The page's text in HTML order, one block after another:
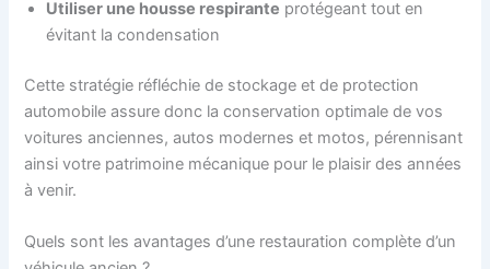
Utiliser une housse respirante protégeant tout en
évitant la condensation
Cette stratégie réfléchie de stockage et de protection
automobile assure donc la conservation optimale de vos
voitures anciennes, autos modernes et motos, pérennisant
ainsi votre patrimoine mécanique pour le plaisir des années
à venir.
Quels sont les avantages d’une restauration complète d’un